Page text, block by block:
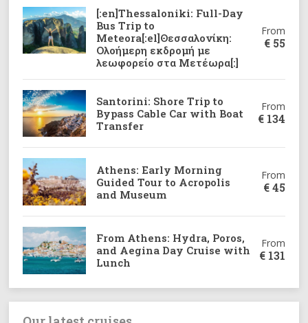
[:en]Thessaloniki: Full-Day
Bus Trip to
Meteora[:el]Θεσσαλονίκη:
Ολοήμερη εκδρομή με
λεωφορείο στα Μετέωρα[:]
From
€ 55
Santorini: Shore Trip to
Bypass Cable Car with Boat
Transfer
From
€ 134
Athens: Early Morning
Guided Tour to Acropolis
and Museum
From
€ 45
From Athens: Hydra, Poros,
and Aegina Day Cruise with
Lunch
From
€ 131